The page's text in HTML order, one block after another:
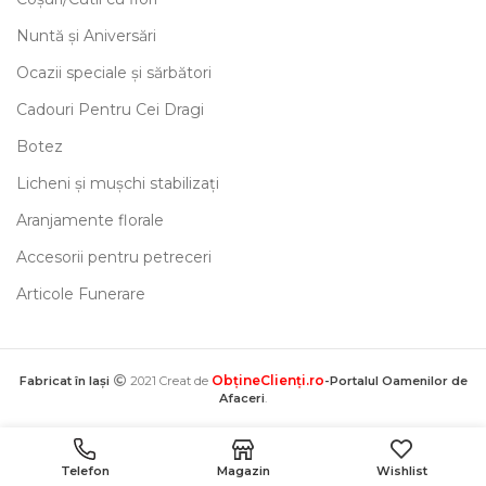
Nuntă și Aniversări
Ocazii speciale și sărbători
Cadouri Pentru Cei Dragi
Botez
Licheni și mușchi stabilizați
Aranjamente florale
Accesorii pentru petreceri
Articole Funerare
Fabricat în Iași 2021 Creat de ObțineClienți.ro-Portalul Oamenilor de
Afaceri.
Telefon Magazin Wishlist